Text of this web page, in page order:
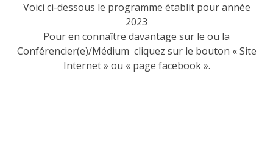
Voici ci-dessous le programme établit pour année
2023
Pour en connaître davantage sur le ou la
Conférencier(e)/Médium cliquez sur le bouton « Site
Internet » ou « page facebook ».